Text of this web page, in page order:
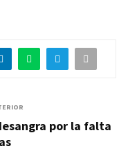
por la falta